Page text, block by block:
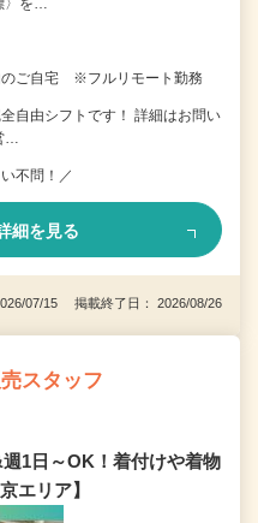
〉を…
のご自宅 ※フルリモート勤務
自由シフトです！ 詳細はお問い
…
不問！／
細を見る
07/15 掲載終了日： 2026/08/26
スタッフ
1日～OK！着付けや着物
エリア】